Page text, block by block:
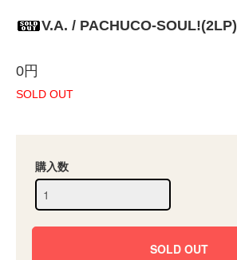
V.A. / PACHUCO-SOUL!(2LP)
0円
SOLD OUT
購入数